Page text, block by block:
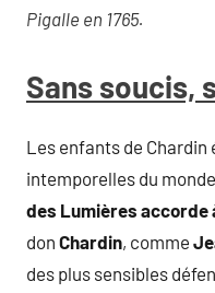
Pigalle en 1765.
Sans soucis,
Les enfants de Chardin
intemporelles du
des Lumières accorde
don Chardin, comme
des plus sensibles